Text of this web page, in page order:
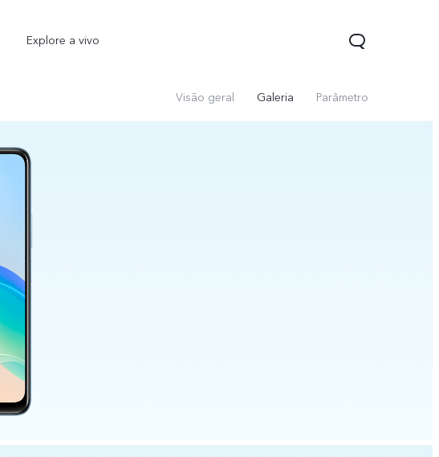
Explore a vivo
Visão geral Galeria Parâmetro